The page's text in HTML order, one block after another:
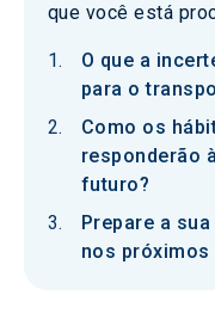
que você está
O que a
para o
Como os
responderão
futuro?
Prepare a
nos próximos